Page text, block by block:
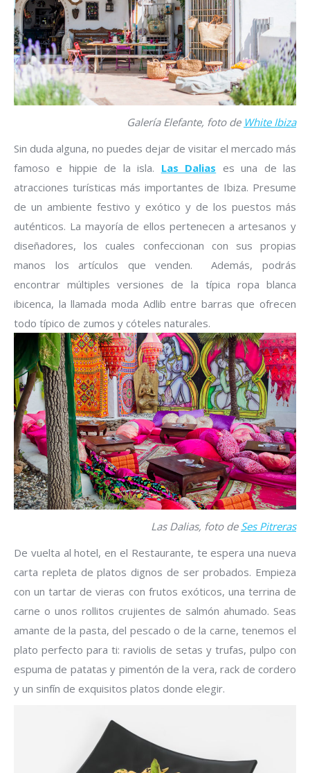
Galería Elefante, foto de White Ibiza
Sin duda alguna, no puedes dejar de visitar el mercado más
famoso e hippie de la isla. Las Dalias es una de las
atracciones turísticas más importantes de Ibiza. Presume
de un ambiente festivo y exótico y de los puestos más
auténticos. La mayoría de ellos pertenecen a artesanos y
diseñadores, los cuales confeccionan con sus propias
manos los artículos que venden. Además, podrás
encontrar múltiples versiones de la típica ropa blanca
ibicenca, la llamada moda Adlib entre barras que ofrecen
todo típico de zumos y cóteles naturales.
Las Dalias, foto de Ses Pitreras
De vuelta al hotel, en el Restaurante, te espera una nueva
carta repleta de platos dignos de ser probados. Empieza
con un tartar de vieras con frutos exóticos, una terrina de
carne o unos rollitos crujientes de salmón ahumado. Seas
amante de la pasta, del pescado o de la carne, tenemos el
plato perfecto para ti: raviolis de setas y trufas, pulpo con
espuma de patatas y pimentón de la vera, rack de cordero
y un sinfín de exquisitos platos donde elegir.